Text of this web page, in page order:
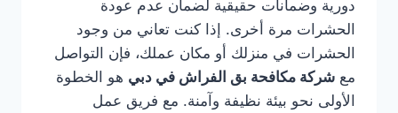
دورية وضمانات حقيقية لضمان عدم عودة
الحشرات مرة أخرى. إذا كنت تعاني من وجود
الحشرات في منزلك أو مكان عملك، فإن التواصل
مع شركة مكافحة بق الفراش في دبي هو الخطوة
الأولى نحو بيئة نظيفة وآمنة. مع فريق عمل